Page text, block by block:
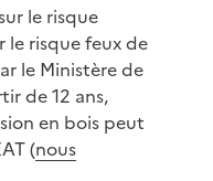
le risque
le risque feux de
le Ministère de
de 12 ans,
en bois peut
(nous